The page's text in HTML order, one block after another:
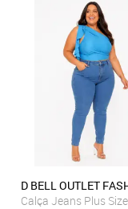
D BELL OUTLET
Calça Jeans Plus